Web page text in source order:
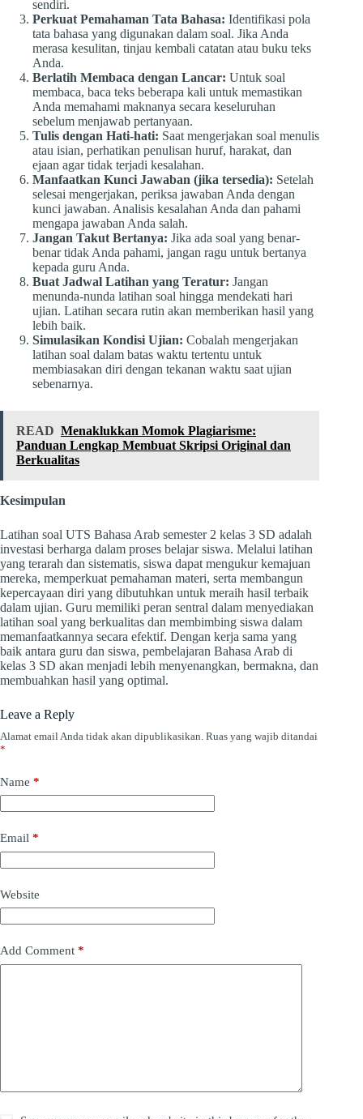
sendiri.
Perkuat Pemahaman Tata Bahasa: Identifikasi pola
tata bahasa yang digunakan dalam soal. Jika Anda
merasa kesulitan, tinjau kembali catatan atau buku teks
Anda.
Berlatih Membaca dengan Lancar: Untuk soal
membaca, baca teks beberapa kali untuk memastikan
Anda memahami maknanya secara keseluruhan
sebelum menjawab pertanyaan.
Tulis dengan Hati-hati: Saat mengerjakan soal menulis
atau isian, perhatikan penulisan huruf, harakat, dan
ejaan agar tidak terjadi kesalahan.
Manfaatkan Kunci Jawaban (jika tersedia): Setelah
selesai mengerjakan, periksa jawaban Anda dengan
kunci jawaban. Analisis kesalahan Anda dan pahami
mengapa jawaban Anda salah.
Jangan Takut Bertanya: Jika ada soal yang benar-
benar tidak Anda pahami, jangan ragu untuk bertanya
kepada guru Anda.
Buat Jadwal Latihan yang Teratur: Jangan
menunda-nunda latihan soal hingga mendekati hari
ujian. Latihan secara rutin akan memberikan hasil yang
lebih baik.
Simulasikan Kondisi Ujian: Cobalah mengerjakan
latihan soal dalam batas waktu tertentu untuk
membiasakan diri dengan tekanan waktu saat ujian
sebenarnya.
READ Menaklukkan Momok Plagiarisme:
Panduan Lengkap Membuat Skripsi Original dan
Berkualitas
Kesimpulan
Latihan soal UTS Bahasa Arab semester 2 kelas 3 SD adalah
investasi berharga dalam proses belajar siswa. Melalui latihan
yang terarah dan sistematis, siswa dapat mengukur kemajuan
mereka, memperkuat pemahaman materi, serta membangun
kepercayaan diri yang dibutuhkan untuk meraih hasil terbaik
dalam ujian. Guru memiliki peran sentral dalam menyediakan
latihan soal yang berkualitas dan membimbing siswa dalam
memanfaatkannya secara efektif. Dengan kerja sama yang
baik antara guru dan siswa, pembelajaran Bahasa Arab di
kelas 3 SD akan menjadi lebih menyenangkan, bermakna, dan
membuahkan hasil yang optimal.
Leave a Reply
Alamat email Anda tidak akan dipublikasikan. Ruas yang wajib ditandai
*
Name *
Email *
Website
Add Comment *